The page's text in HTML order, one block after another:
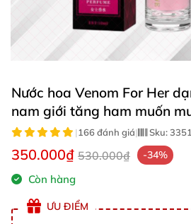
Nước hoa Venom For Her
nam giới tăng ham muốn
|166 đánh giá| Sku:3351
350.000₫ 530.000₫ -34%
Còn hàng
ƯU ĐIỂM